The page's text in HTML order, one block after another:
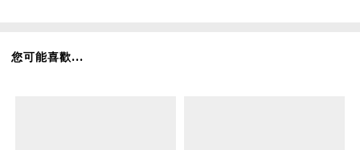
您可能喜歡...